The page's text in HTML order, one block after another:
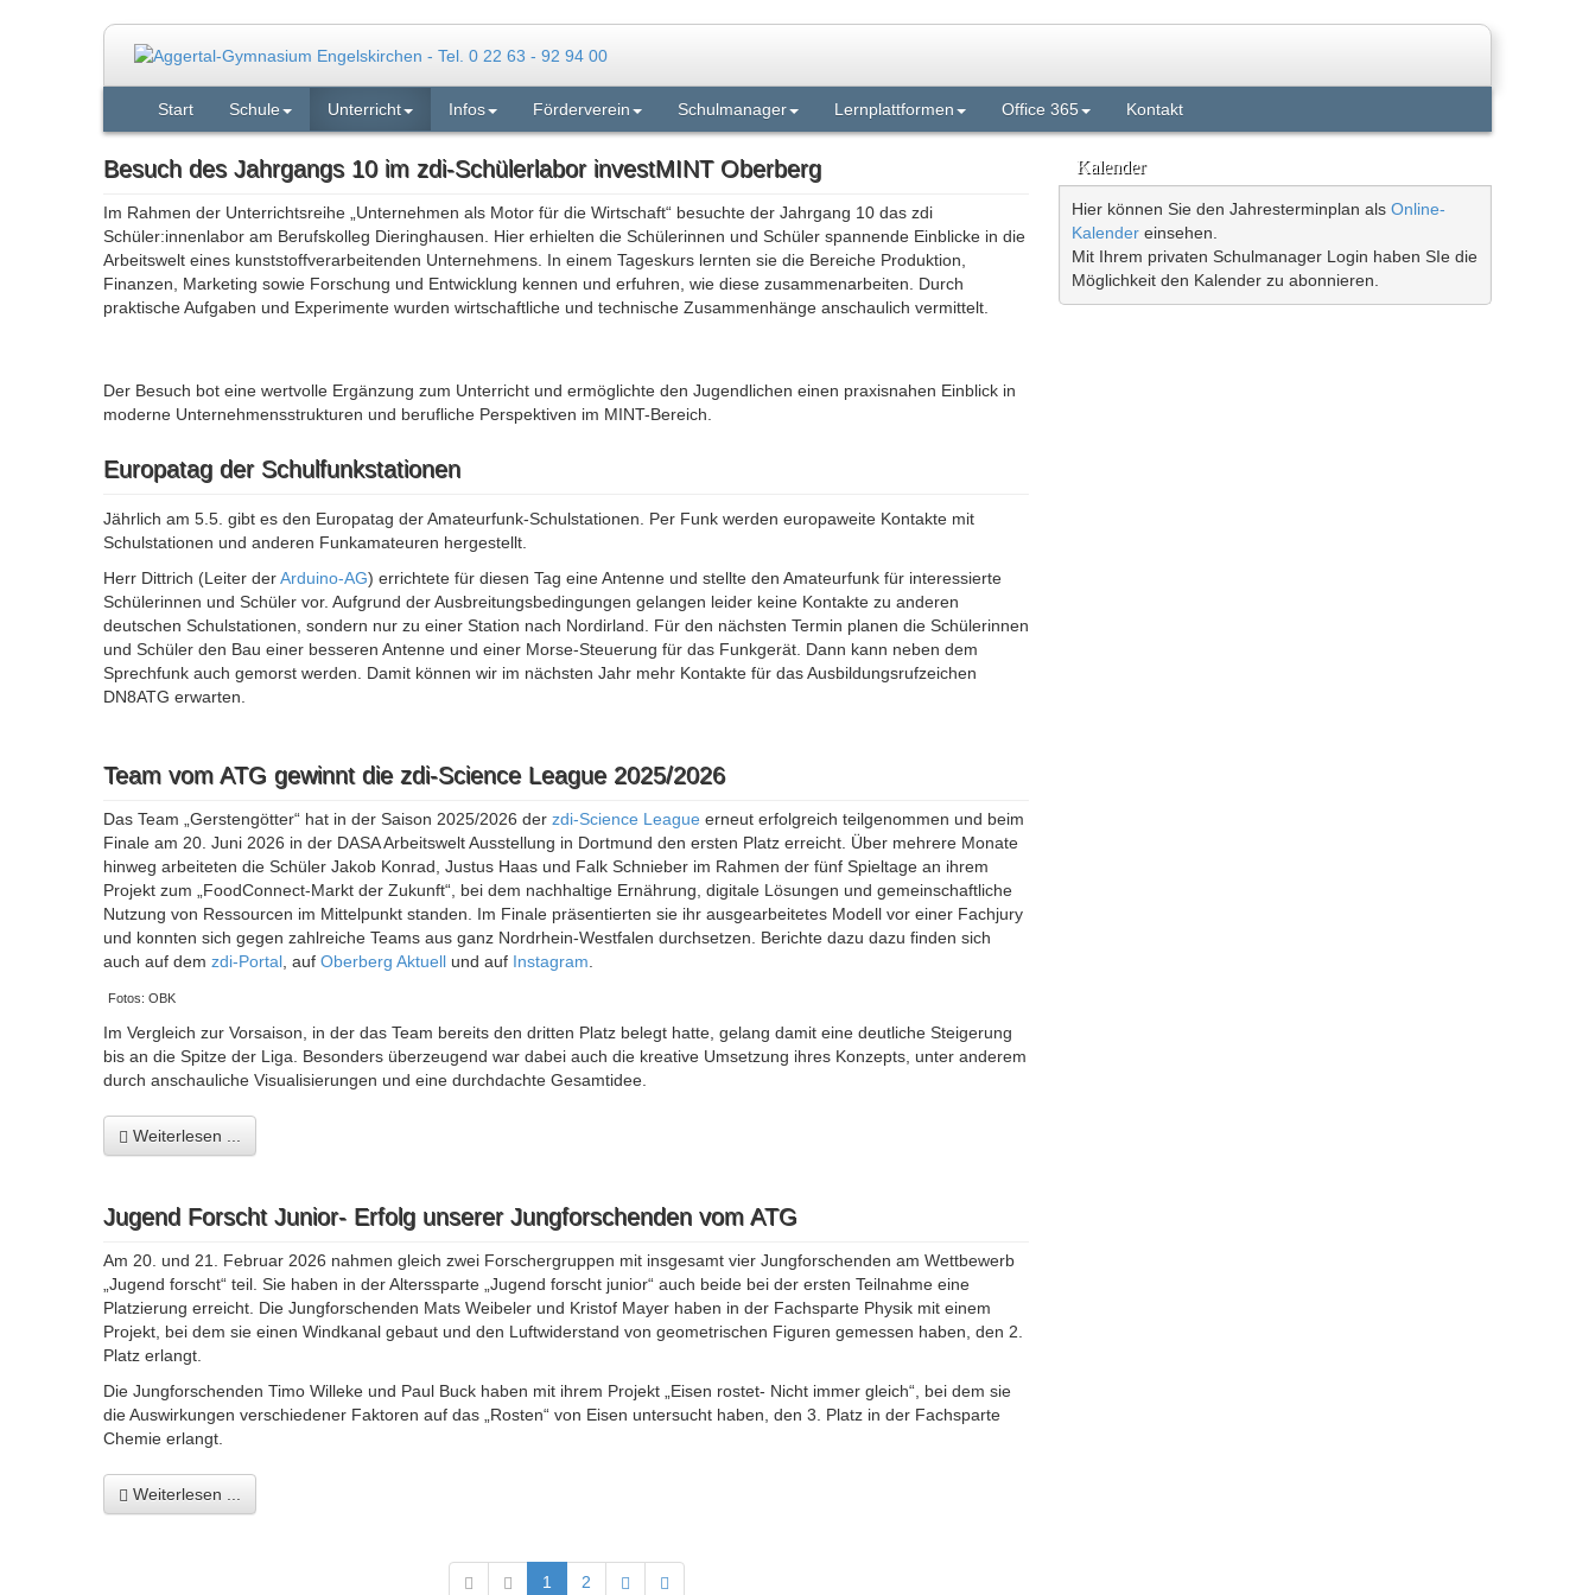
Start Schule Unterricht Infos Förderverein Schulmanager Lernplattformen Office 365 Kontakt
Besuch des Jahrgangs 10 im zdi-Schülerlabor investMINT Oberberg
Im Rahmen der Unterrichtsreihe „Unternehmen als Motor für die Wirtschaft“ besuchte der Jahrgang 10 das zdi
Schüler:innenlabor am Berufskolleg Dieringhausen. Hier erhielten die Schülerinnen und Schüler spannende Einblicke in die
Arbeitswelt eines kunststoffverarbeitenden Unternehmens. In einem Tageskurs lernten sie die Bereiche Produktion,
Finanzen, Marketing sowie Forschung und Entwicklung kennen und erfuhren, wie diese zusammenarbeiten. Durch
praktische Aufgaben und Experimente wurden wirtschaftliche und technische Zusammenhänge anschaulich vermittelt.
Der Besuch bot eine wertvolle Ergänzung zum Unterricht und ermöglichte den Jugendlichen einen praxisnahen Einblick in
moderne Unternehmensstrukturen und berufliche Perspektiven im MINT-Bereich.
Europatag der Schulfunkstationen
Jährlich am 5.5. gibt es den Europatag der Amateurfunk-Schulstationen. Per Funk werden europaweite Kontakte mit
Schulstationen und anderen Funkamateuren hergestellt.
Herr Dittrich (Leiter derArduino-AG) errichtete für diesen Tag eine Antenne und stellte den Amateurfunk für interessierte
Schülerinnen und Schüler vor. Aufgrund der Ausbreitungsbedingungen gelangen leider keine Kontakte zu anderen
deutschen Schulstationen, sondern nur zu einer Station nach Nordirland. Für den nächsten Termin planen die Schülerinnen
und Schüler den Bau einer besseren Antenne und einer Morse-Steuerung für das Funkgerät. Dann kann neben dem
Sprechfunk auch gemorst werden. Damit können wir im nächsten Jahr mehr Kontakte für das Ausbildungsrufzeichen
DN8ATG erwarten.
Team vom ATG gewinnt die zdi-Science League 2025/2026
Das Team „Gerstengötter“ hat in der Saison 2025/2026 der zdi-Science League erneut erfolgreich teilgenommen und beim
Finale am 20. Juni 2026 in der DASA Arbeitswelt Ausstellung in Dortmund den ersten Platz erreicht. Über mehrere Monate
hinweg arbeiteten die Schüler Jakob Konrad, Justus Haas und Falk Schnieber im Rahmen der fünf Spieltage an ihrem
Projekt zum „FoodConnect-Markt der Zukunft“, bei dem nachhaltige Ernährung, digitale Lösungen und gemeinschaftliche
Nutzung von Ressourcen im Mittelpunkt standen. Im Finale präsentierten sie ihr ausgearbeitetes Modell vor einer Fachjury
und konnten sich gegen zahlreiche Teams aus ganz Nordrhein-Westfalen durchsetzen. Berichte dazu dazu finden sich
auch auf dem zdi-Portal, auf Oberberg Aktuell und auf Instagram.
Fotos: OBK
Im Vergleich zur Vorsaison, in der das Team bereits den dritten Platz belegt hatte, gelang damit eine deutliche Steigerung
bis an die Spitze der Liga. Besonders überzeugend war dabei auch die kreative Umsetzung ihres Konzepts, unter anderem
durch anschauliche Visualisierungen und eine durchdachte Gesamtidee.
Weiterlesen ...
Jugend Forscht Junior- Erfolg unserer Jungforschenden vom ATG
Am 20. und 21. Februar 2026 nahmen gleich zwei Forschergruppen mit insgesamt vier Jungforschenden am Wettbewerb
„Jugend forscht“ teil. Sie haben in der Alterssparte „Jugend forscht junior“ auch beide bei der ersten Teilnahme eine
Platzierung erreicht. Die Jungforschenden Mats Weibeler und Kristof Mayer haben in der Fachsparte Physik mit einem
Projekt, bei dem sie einen Windkanal gebaut und den Luftwiderstand von geometrischen Figuren gemessen haben, den 2.
Platz erlangt.
Die Jungforschenden Timo Willeke und Paul Buck haben mit ihrem Projekt „Eisen rostet- Nicht immer gleich“, bei dem sie
die Auswirkungen verschiedener Faktoren auf das „Rosten“ von Eisen untersucht haben, den 3. Platz in der Fachsparte
Chemie erlangt.
Weiterlesen ...
1 2
Kalender
Hier können Sie den Jahresterminplan als Online-
Kalender einsehen.
Mit Ihrem privaten Schulmanager Login haben SIe die
Möglichkeit den Kalender zu abonnieren.